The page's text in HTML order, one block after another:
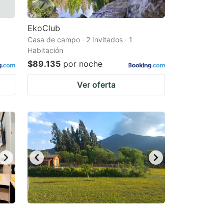
EkoClub
Casa de campo · 2 Invitados · 1
Habitación
$89.135 por noche
Ver oferta